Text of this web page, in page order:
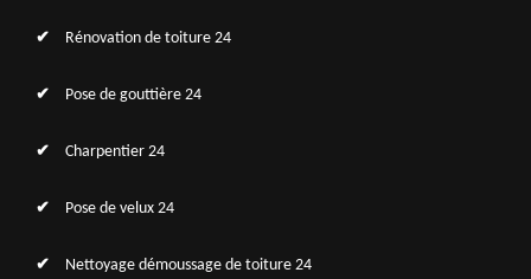
Rénovation de toiture 24
Pose de gouttière 24
Charpentier 24
Pose de velux 24
Nettoyage démoussage de toiture 24